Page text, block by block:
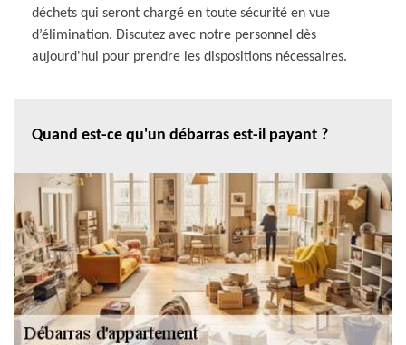
déchets qui seront chargé en toute sécurité en vue
d’élimination. Discutez avec notre personnel dès
aujourd'hui pour prendre les dispositions nécessaires.
Quand est-ce qu'un débarras est-il payant ?